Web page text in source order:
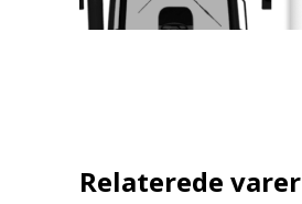
Relaterede varer